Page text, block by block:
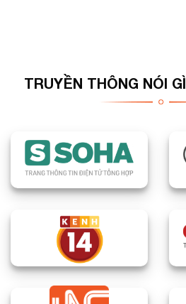
TRUYỀN THÔNG NÓI